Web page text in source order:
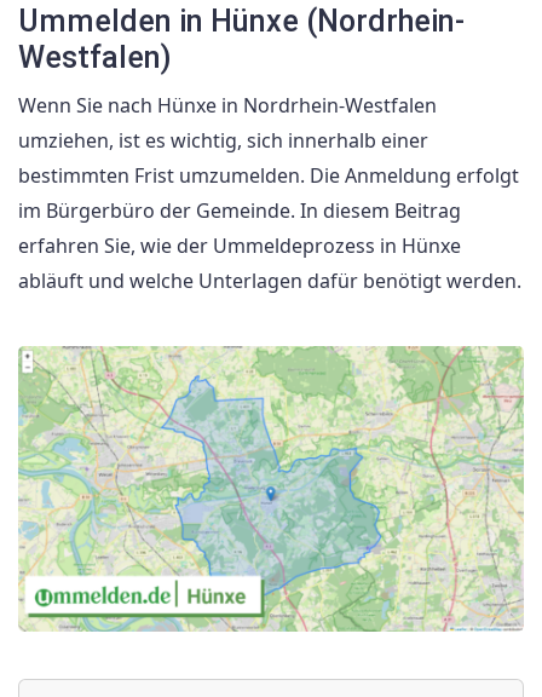
Ummelden in Hünxe (Nordrhein-
Westfalen)
Wenn Sie nach Hünxe in Nordrhein-Westfalen
umziehen, ist es wichtig, sich innerhalb einer
bestimmten Frist umzumelden. Die Anmeldung erfolgt
im Bürgerbüro der Gemeinde. In diesem Beitrag
erfahren Sie, wie der Ummeldeprozess in Hünxe
abläuft und welche Unterlagen dafür benötigt werden.